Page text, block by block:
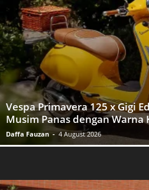
Vespa Primavera 125 x Gigi
Musim Panas dengan Warna
Daffa Fauzan - 4 August 2026